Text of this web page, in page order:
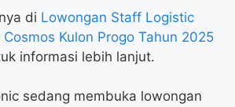
di Lowongan Staff Logistic
Kulon Progo Tahun 2025
informasi lebih lanjut.
sedang membuka lowongan